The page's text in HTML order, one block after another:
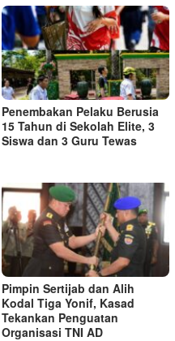
Penembakan Pelaku Berusia
15 Tahun di Sekolah Elite, 3
Siswa dan 3 Guru Tewas
Pimpin Sertijab dan Alih
Kodal Tiga Yonif, Kasad
Tekankan Penguatan
Organisasi TNI AD